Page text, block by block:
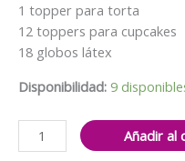
1 topper para torta
12 toppers para cupcakes
18 globos látex
Disponibilidad: 9
Decorativo
Añadir al